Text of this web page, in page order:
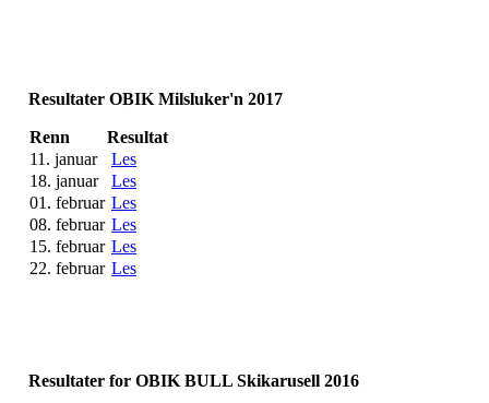
Resultater OBIK Milsluker'n 2017
Renn
Resultat
11. januar
Les
18. januar
Les
01. februar Les
08. februar Les
15. februar Les
22. februar Les
Resultater for OBIK BULL Skikarusell 2016